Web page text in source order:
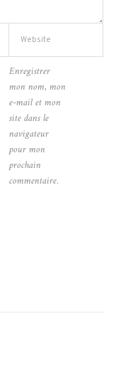
Enregistrer
mon nom, mon
e-mail et mon
site dans le
navigateur
pour mon
prochain
commentaire.